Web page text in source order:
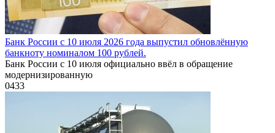
Банк России с 10 июля 2026 года выпустил обновлённую
банкноту номиналом 100 рублей.
Банк России с 10 июля официально ввёл в обращение
модернизированную
0433